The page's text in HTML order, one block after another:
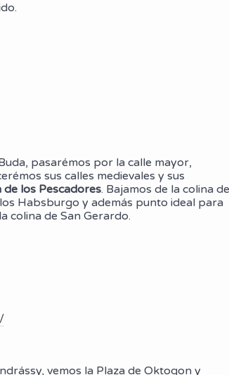
pasarémos por la calle mayor,
sus calles medievales y sus
de los Pescadores. Bajamos de la colina
Habsburgo y además punto ideal para
colina de San Gerardo.
vemos la Plaza de Oktogon y